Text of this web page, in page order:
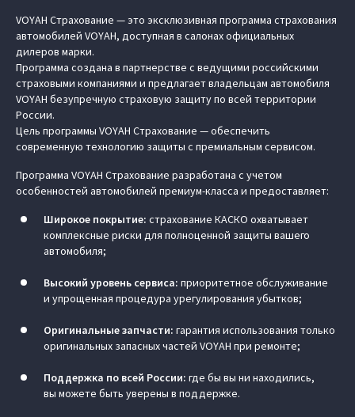
VOYAH Страхование — это эксклюзивная программа страхования
автомобилей VOYAH, доступная в салонах официальных
дилеров марки.
Программа создана в партнерстве с ведущими российскими
страховыми компаниями и предлагает владельцам автомобиля
VOYAH безупречную страховую защиту по всей территории
России.
Цель программы VOYAH Страхование — обеспечить
современную технологию защиты с премиальным сервисом.
Программа VOYAH Страхование разработана с учетом
особенностей автомобилей премиум-класса и предоставляет:
Широкое покрытие: страхование КАСКО охватывает
комплексные риски для полноценной защиты вашего
автомобиля;
Высокий уровень сервиса: приоритетное обслуживание
и упрощенная процедура урегулирования убытков;
Оригинальные запчасти: гарантия использования только
оригинальных запасных частей VOYAH при ремонте;
Поддержка по всей России: где бы вы ни находились,
вы можете быть уверены в поддержке.